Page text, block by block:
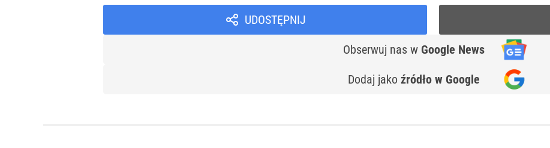
UDOSTĘPNIJ
Obserwuj nas w Google News
Dodaj jako źródło w Google